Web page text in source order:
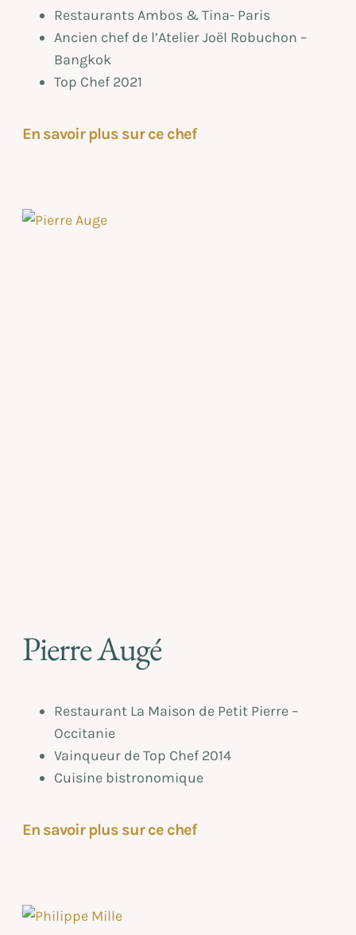
Restaurants Ambos & Tina- Paris
Ancien chef de l’Atelier Joël Robuchon –
Bangkok
Top Chef 2021
En savoir plus sur ce chef
Pierre Augé
Restaurant La Maison de Petit Pierre –
Occitanie
Vainqueur de Top Chef 2014
Cuisine bistronomique
En savoir plus sur ce chef